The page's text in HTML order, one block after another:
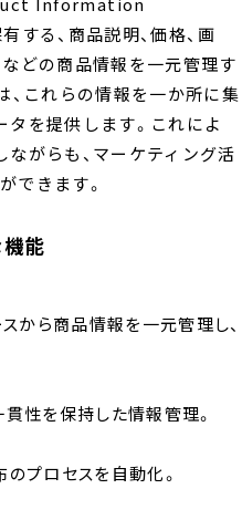
る、商品説明、価格、画
どの商品情報を一元管理す
これらの情報を一か所に集
タを提供します。これによ
ながらも、マーケティング活
できます。
能
から商品情報を一元管理し、
性を保持した情報管理。
プロセスを自動化。